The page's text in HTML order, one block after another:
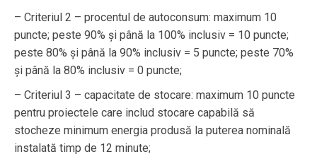
– Criteriul 2 – procentul de autoconsum: maximum 10
puncte; peste 90% și până la 100% inclusiv = 10 puncte;
peste 80% și până la 90% inclusiv = 5 puncte; peste 70%
și până la 80% inclusiv = 0 puncte;
– Criteriul 3 – capacitate de stocare: maximum 10 puncte
pentru proiectele care includ stocare capabilă să
stocheze minimum energia produsă la puterea nominală
instalată timp de 12 minute;